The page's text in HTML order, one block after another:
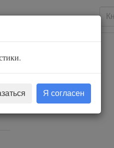
Я согласен